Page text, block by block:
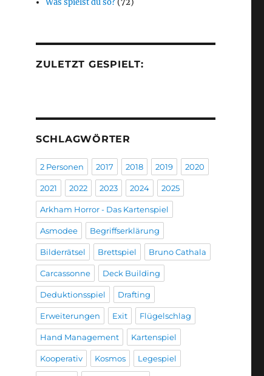
Was spielst du so? (72)
ZULETZT GESPIELT:
SCHLAGWÖRTER
2 Personen 2017 2018 2019 2020
2021 2022 2023 2024 2025
Arkham Horror - Das Kartenspiel
Asmodee Begriffserklärung
Bilderrätsel Brettspiel Bruno Cathala
Carcassonne Deck Building
Deduktionsspiel Drafting
Erweiterungen Exit Flügelschlag
Hand Management Kartenspiel
Kooperativ Kosmos Legespiel